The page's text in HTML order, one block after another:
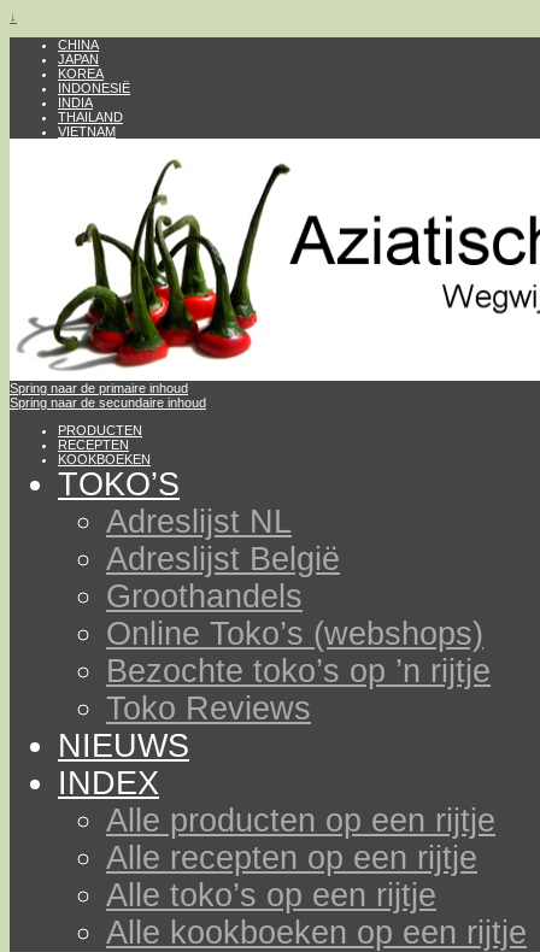
↓
CHINA
JAPAN
KOREA
INDONESIË
INDIA
THAILAND
VIETNAM
Spring naar de primaire inhoud
Spring naar de secundaire inhoud
PRODUCTEN
RECEPTEN
KOOKBOEKEN
TOKO’S
Adreslijst NL
Adreslijst België
Groothandels
Online Toko’s (webshops)
Bezochte toko’s op ’n rijtje
Toko Reviews
NIEUWS
INDEX
Alle producten op een rijtje
Alle recepten op een rijtje
Alle toko’s op een rijtje
Alle kookboeken op een rijtje